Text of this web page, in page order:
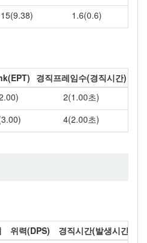
15(9.38) 1.6(0.6)
경직프레임수(경직시간)
2(1.00초)
4(2.00초)
위력(DPS)
경직시간(발생시간)